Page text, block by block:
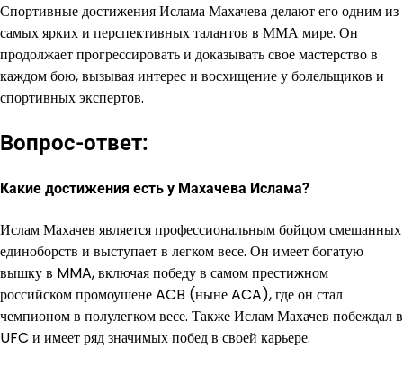
Спортивные достижения Ислама Махачева делают его одним из
самых ярких и перспективных талантов в ММА мире. Он
продолжает прогрессировать и доказывать свое мастерство в
каждом бою, вызывая интерес и восхищение у болельщиков и
спортивных экспертов.
Вопрос-ответ:
Какие достижения есть у Махачева Ислама?
Ислам Махачев является профессиональным бойцом смешанных
единоборств и выступает в легком весе. Он имеет богатую
вышку в MMA, включая победу в самом престижном
российском промоушене ACB (ныне ACA), где он стал
чемпионом в полулегком весе. Также Ислам Махачев побеждал в
UFC и имеет ряд значимых побед в своей карьере.